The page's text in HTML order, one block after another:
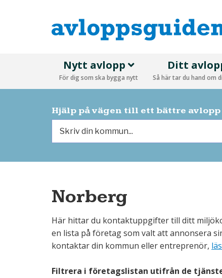
Nytt avlopp
För dig som ska bygga nytt
Ditt
Så här tar du hand om
Hjälp på vägen till ett bättre avlopp
Norberg
Här hittar du kontaktuppgifter till ditt
en lista på företag som valt att annonsera
kontaktar din kommun eller entreprenör,
Filtrera i företagslistan utifrån de